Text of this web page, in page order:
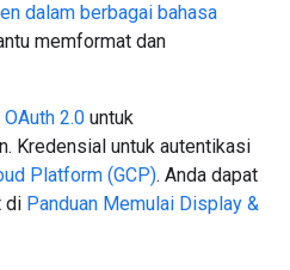
dalam berbagai bahasa
memformat dan
OAuth 2.0 untuk
Kredensial untuk autentikasi
Platform (GCP). Anda dapat
di Panduan Memulai Display &